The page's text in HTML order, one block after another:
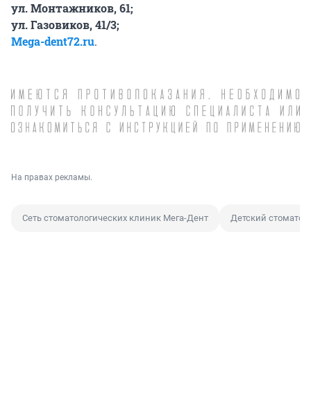
ул. Монтажников, 61;
ул. Газовиков, 41/3;
Mega-dent72.ru.
На правах рекламы.
Сеть стоматологических клиник Мега-Дент Детский